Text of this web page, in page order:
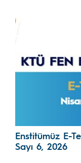
Enstitümüz E-
Sayı 6, 2026